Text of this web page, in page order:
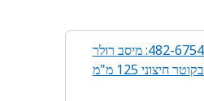
482-6754: מיסב רולר
בקוטר חיצוני 125 מ"מ